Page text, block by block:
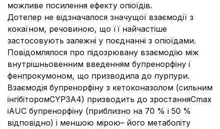
можливе посилення ефекту опіоїдів.
Дотепер не відзначалося значущої взаємодії з
кокаїном, речовиною, що її найчастіше
застосовують залежні у поєднанні з опіоїдами.
Повідомлялося про підозрювану взаємодію між
внутрішньовенним введенням бупренорфіну і
фенпрокумоном, що призводила до пурпури.
Взаємодія бупренорфіну з кетоконазолом (сильним
інгібіторомCYP3A4) призводить до зростанняCmax
іAUC бупренорфіну (приблизно на 70 % і 50 %
відповідно) і меншою мірою– його метаболіту